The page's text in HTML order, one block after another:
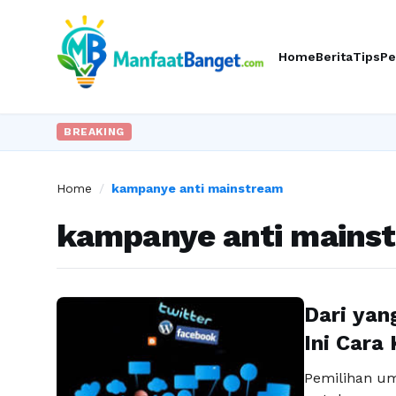
HomeBeritaTips
BREAKING
Home / kampanye anti mainstream
kampanye anti
Dari
Ini Cara
Pemilihan